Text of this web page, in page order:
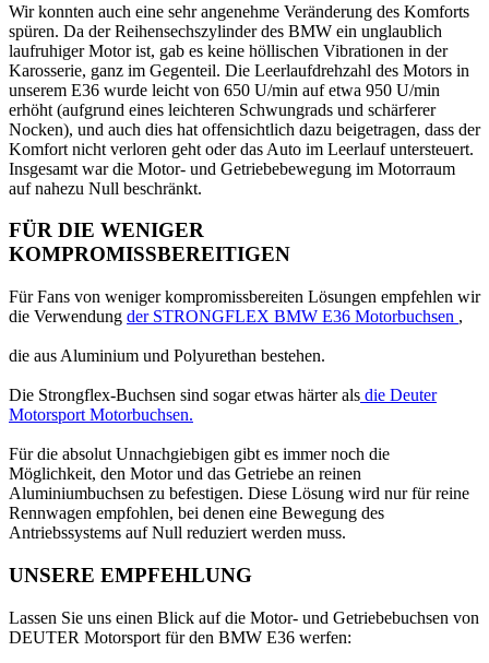
Wir konnten auch eine sehr angenehme Veränderung des Komforts
spüren. Da der Reihensechszylinder des BMW ein unglaublich
laufruhiger Motor ist, gab es keine höllischen Vibrationen in der
Karosserie, ganz im Gegenteil. Die Leerlaufdrehzahl des Motors in
unserem E36 wurde leicht von 650 U/min auf etwa 950 U/min
erhöht (aufgrund eines leichteren Schwungrads und schärferer
Nocken), und auch dies hat offensichtlich dazu beigetragen, dass der
Komfort nicht verloren geht oder das Auto im Leerlauf untersteuert.
Insgesamt war die Motor- und Getriebebewegung im Motorraum
auf nahezu Null beschränkt.
FÜR DIE WENIGER
KOMPROMISSBEREITIGEN
Für Fans von weniger kompromissbereiten Lösungen empfehlen wir
die Verwendung der STRONGFLEX BMW E36 Motorbuchsen ,
die aus Aluminium und Polyurethan bestehen.
Die Strongflex-Buchsen sind sogar etwas härter als die Deuter
Motorsport Motorbuchsen.
Für die absolut Unnachgiebigen gibt es immer noch die
Möglichkeit, den Motor und das Getriebe an reinen
Aluminiumbuchsen zu befestigen. Diese Lösung wird nur für reine
Rennwagen empfohlen, bei denen eine Bewegung des
Antriebssystems auf Null reduziert werden muss.
UNSERE EMPFEHLUNG
Lassen Sie uns einen Blick auf die Motor- und Getriebebuchsen von
DEUTER Motorsport für den BMW E36 werfen: